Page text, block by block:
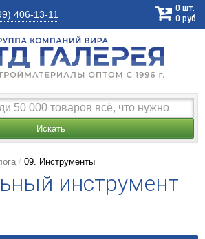
406-13-11
0 шт.
0 руб.
Искать
09. Инструменты
инструмент